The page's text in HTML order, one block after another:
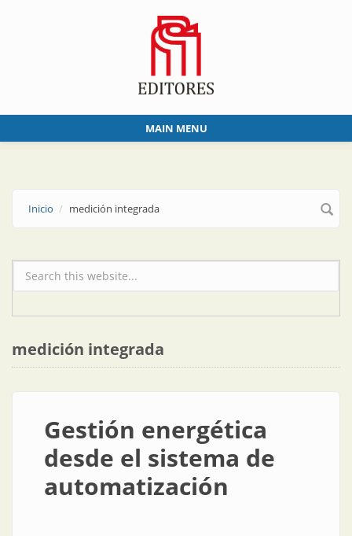
MAIN MENU
Inicio medición integrada
Formulario de búsqueda
medición integrada
Gestión energética
desde el sistema de
automatización